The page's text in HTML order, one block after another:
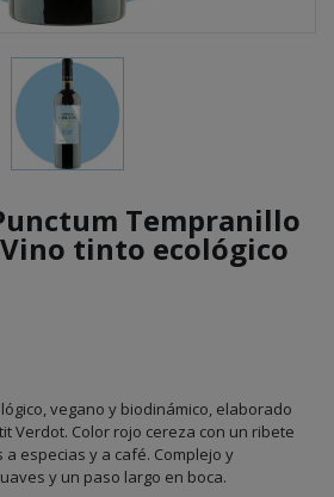
Tempranillo
tinto ecológico
vegano y biodinámico, elaborado
Verdot. Color rojo cereza con un ribete
especias y a café. Complejo y
y un paso largo en boca.